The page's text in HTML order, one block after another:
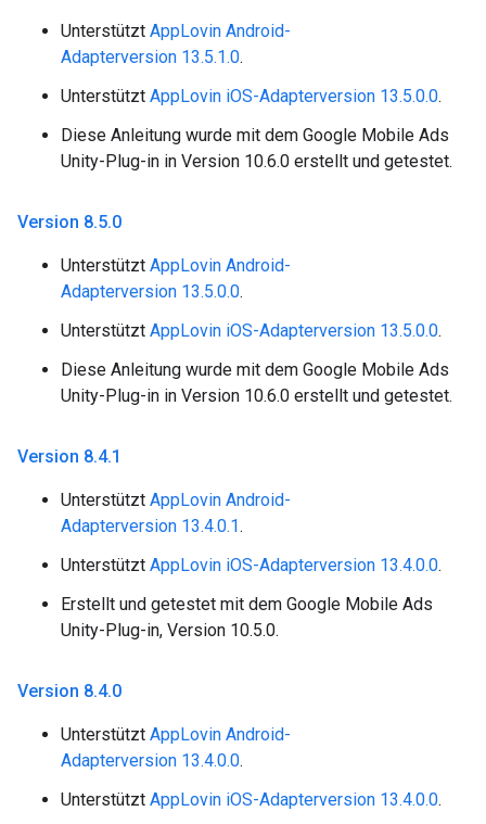
Unterstützt AppLovin Android-
Adapterversion 13.5.1.0.
Unterstützt AppLovin iOS-Adapterversion 13.5.0.0.
Diese Anleitung wurde mit dem Google Mobile Ads
Unity-Plug-in in Version 10.6.0 erstellt und getestet.
Version 8.5.0
Unterstützt AppLovin Android-
Adapterversion 13.5.0.0.
Unterstützt AppLovin iOS-Adapterversion 13.5.0.0.
Diese Anleitung wurde mit dem Google Mobile Ads
Unity-Plug-in in Version 10.6.0 erstellt und getestet.
Version 8.4.1
Unterstützt AppLovin Android-
Adapterversion 13.4.0.1.
Unterstützt AppLovin iOS-Adapterversion 13.4.0.0.
Erstellt und getestet mit dem Google Mobile Ads
Unity-Plug-in, Version 10.5.0.
Version 8.4.0
Unterstützt AppLovin Android-
Adapterversion 13.4.0.0.
Unterstützt AppLovin iOS-Adapterversion 13.4.0.0.